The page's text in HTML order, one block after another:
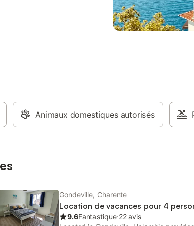
Mitterrand à 800 m et
récentes en double vitrage
une bonne isolation phonique.
la ville de Jarnac et à 100
couvertures inclues -
Linge de toilette: Non
privée Animaux - Les
sont susceptibles
saison et sont à titre
17:00 - Heure de
IMPORTANT :
Odalys (Anaïs au +33
Animaux domestiques autorisés
Gondeville, Charente
Location de vacances pour 4
9.6Fantastique⋅22 avis